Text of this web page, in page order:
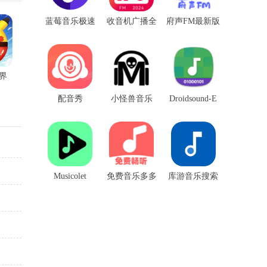
蓝莓音乐极速
收音机广播全
府声FM最新版
配音秀 小怪兽音乐 Droidsound-E
Musicolet 免费音乐多多 库游音乐搜索